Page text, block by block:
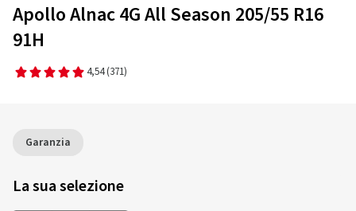
Apollo Alnac 4G All Season 205/55 R16
91H
4,54 (371)
Garanzia
La sua selezione